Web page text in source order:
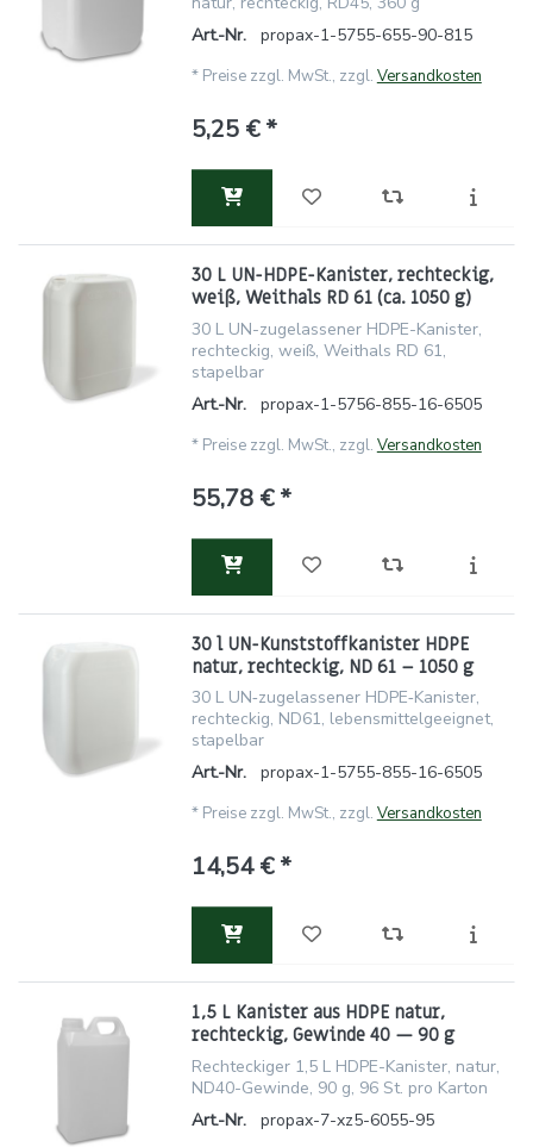
Art.-Nr.
propax-1-5755-655-90-815
* Preise zzgl. MwSt., zzgl. Versandkosten
5,25 € *
30 L UN-HDPE-Kanister, rechteckig,
weiß, Weithals RD 61 (ca. 1050 g)
30 L UN-zugelassener HDPE-Kanister,
rechteckig, weiß, Weithals RD 61,
stapelbar
Art.-Nr.
propax-1-5756-855-16-6505
* Preise zzgl. MwSt., zzgl. Versandkosten
55,78 € *
30 l UN-Kunststoffkanister HDPE
natur, rechteckig, ND 61 – 1050 g
30 L UN‑zugelassener HDPE‑Kanister,
rechteckig, ND61, lebensmittelgeeignet,
stapelbar
Art.-Nr.
propax-1-5755-855-16-6505
* Preise zzgl. MwSt., zzgl. Versandkosten
14,54 € *
1,5 L Kanister aus HDPE natur,
rechteckig, Gewinde 40 — 90 g
Rechteckiger 1,5 L HDPE-Kanister, natur,
ND40-Gewinde, 90 g, 96 St. pro Karton
Art.-Nr.
propax-7-xz5-6055-95